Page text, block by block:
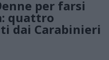
per farsi
quattro
dai Carabinieri